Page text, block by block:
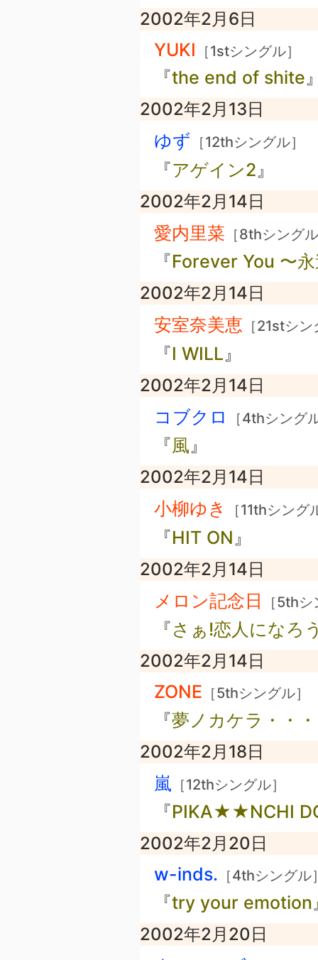
2002年2月6日
YUKI ［1stシングル］
『the end of shite』
2002年2月13日
ゆず ［12thシングル］
『アゲイン2 』
2002年2月14日
愛内里菜 ［8thシングル
『Forever You 〜
2002年2月14日
安室奈美恵 ［21stシン
『I WILL 』
2002年2月14日
コブクロ ［4thシングル
『風』
2002年2月14日
小柳ゆき ［11thシング
『HIT ON 』
2002年2月14日
メロン記念日 ［5thシ
『さぁ!恋人になろう
2002年2月14日
ZONE ［5thシングル］
『夢ノカケラ・・・
2002年2月18日
嵐 ［12thシングル］
『PIKA★★NCHI
2002年2月20日
w-inds. ［4thシングル］
『try your emotion
2002年2月20日